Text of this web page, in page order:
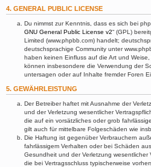
4. GENERAL PUBLIC LICENSE
Du nimmst zur Kenntnis, dass es sich bei
GNU General Public License v2“ (GPL)
Limited (www.phpbb.com) handelt;
deutschsprachige Community unter
haben keinen Einfluss auf die Art und
können insbesondere die Verwendung der
untersagen oder auf Inhalte fremder Foren
5. GEWÄHRLEISTUNG
Der Betreiber haftet mit Ausnahme der
und der Verletzung wesentlicher
die auf ein vorsätzliches oder grob
gilt auch für mittelbare Folgeschäden wie
Die Haftung ist gegenüber Verbrauchern
fahrlässigem Verhalten oder bei Schäden
Gesundheit und der Verletzung
die bei Vertragsschluss typischerweise